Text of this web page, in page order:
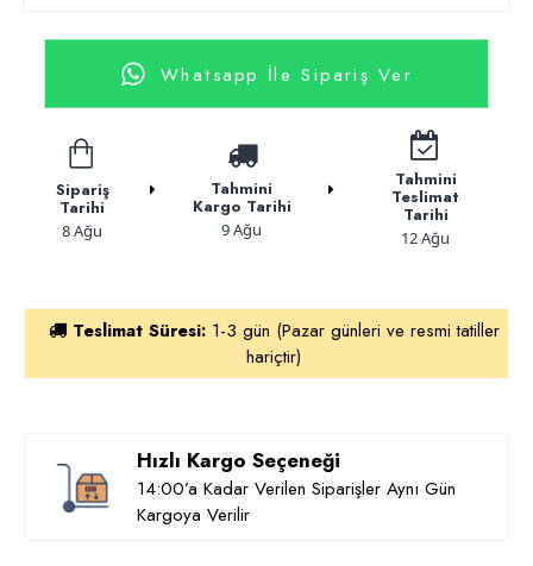
Whatsapp İle Sipariş Ver
Sipariş
Tarihi
8 Ağu
Tahmini
Kargo Tarihi
9 Ağu
Tahmini
Teslimat
Tarihi
12 Ağu
Teslimat Süresi: 1-3 gün (Pazar günleri ve resmi tatiller
hariçtir)
Hızlı Kargo Seçeneği
14:00’a Kadar Verilen Siparişler Aynı Gün
Kargoya Verilir